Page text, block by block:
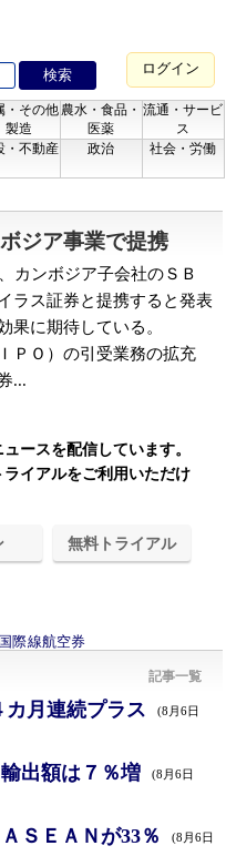
ログイン
・その他
製造
農水・食品・
医薬
流通・サービ
ス
・不動産 政治 社会・労働
ジア事業で提携
カンボジア子会社のＳＢ
ラス証券と提携すると発表
果に期待している。
ＰＯ）の引受業務の拡充
...
ースを配信しています。
イアルをご利用いただけ
無料トライアル
記事一覧
カ月連続プラス (8月6日
出額は７％増 (8月6日
ＳＥＡＮが33％ (8月6日